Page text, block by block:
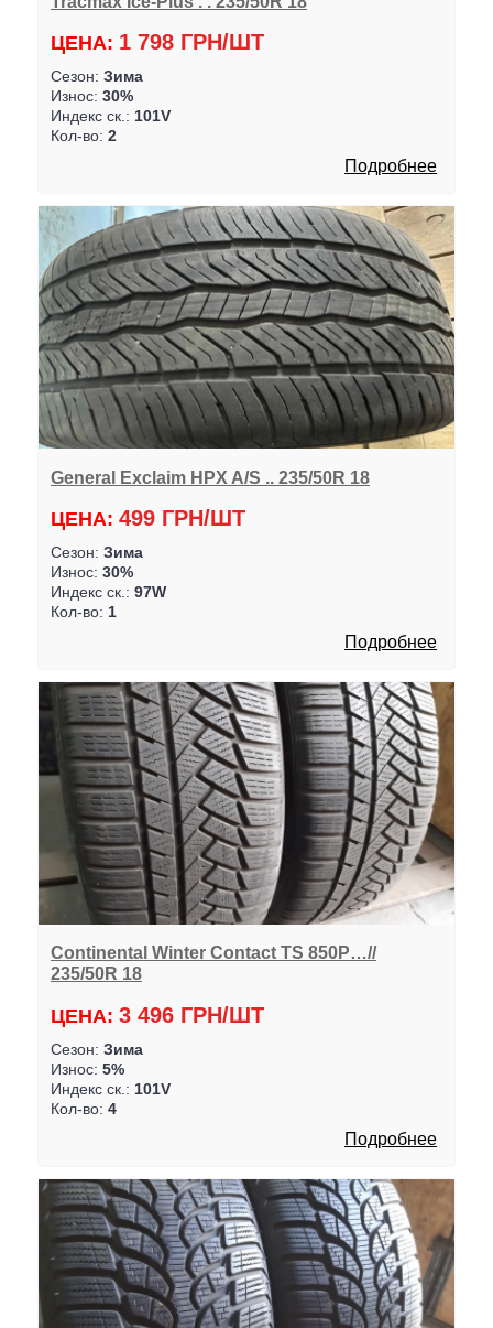
ЦЕНА: 1 798 ГРН/ШТ
Сезон: Зима
Износ: 30%
Индекс ск.: 101V
Кол-во: 2
Подробнее
General Exclaim HPX A/S .. 235/50R 18
ЦЕНА: 499 ГРН/ШТ
Сезон: Зима
Износ: 30%
Индекс ск.: 97W
Кол-во: 1
Подробнее
Continental Winter Contact TS 850P…//
235/50R 18
ЦЕНА: 3 496 ГРН/ШТ
Сезон: Зима
Износ: 5%
Индекс ск.: 101V
Кол-во: 4
Подробнее